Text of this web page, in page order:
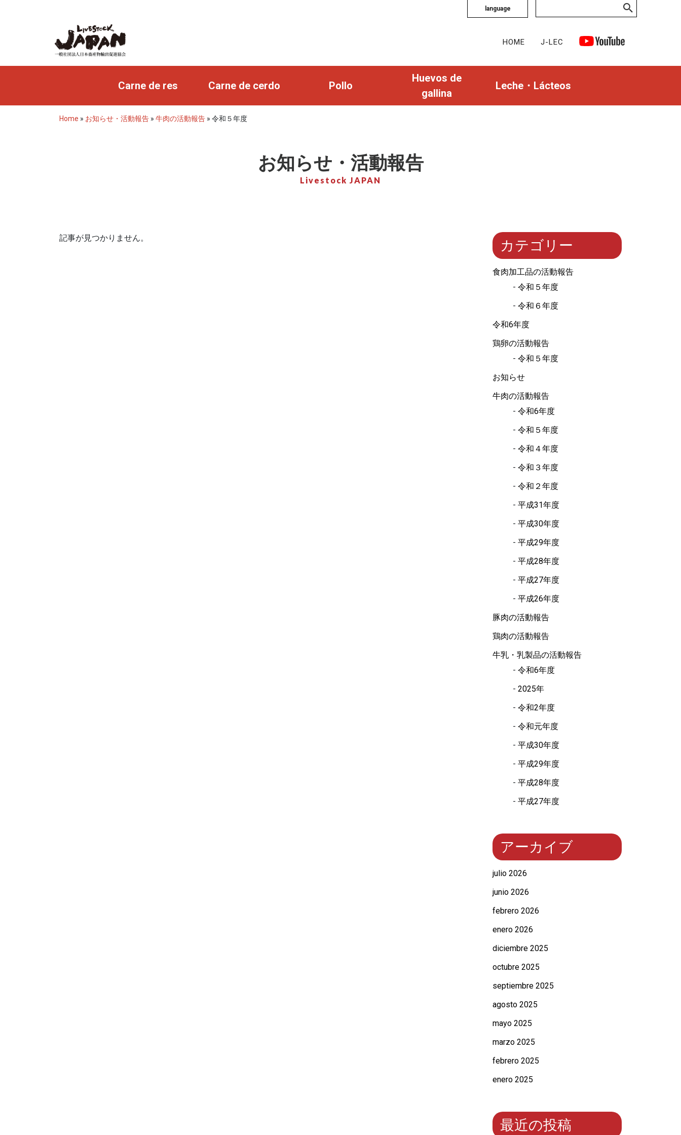
language
HOME J-LEC
Carne de res Carne de cerdo Pollo
Huevos de
gallina
Leche・Lácteos
Home » お知らせ・活動報告 » 牛肉の活動報告 » 令和５年度
お知らせ・活動報告
Livestock JAPAN
記事が見つかりません。 カテゴリー
食肉加工品の活動報告
令和５年度
令和６年度
令和6年度
鶏卵の活動報告
令和５年度
お知らせ
牛肉の活動報告
令和6年度
令和５年度
令和４年度
令和３年度
令和２年度
平成31年度
平成30年度
平成29年度
平成28年度
平成27年度
平成26年度
豚肉の活動報告
鶏肉の活動報告
牛乳・乳製品の活動報告
令和6年度
2025年
令和2年度
令和元年度
平成30年度
平成29年度
平成28年度
平成27年度
アーカイブ
julio 2026
junio 2026
febrero 2026
enero 2026
diciembre 2025
octubre 2025
septiembre 2025
agosto 2025
mayo 2025
marzo 2025
febrero 2025
enero 2025
最近の投稿